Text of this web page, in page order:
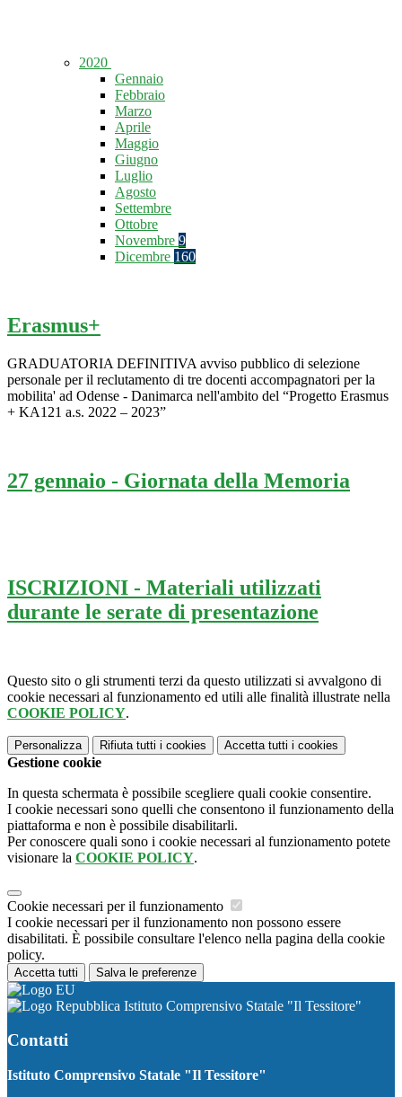
2020
Gennaio
Febbraio
Marzo
Aprile
Maggio
Giugno
Luglio
Agosto
Settembre
Ottobre
Novembre 9
Dicembre 160
Erasmus+
GRADUATORIA DEFINITIVA avviso pubblico di selezione
personale per il reclutamento di tre docenti accompagnatori per la
mobilita' ad Odense - Danimarca nell'ambito del “Progetto Erasmus
+ KA121 a.s. 2022 – 2023”
27 gennaio - Giornata della Memoria
ISCRIZIONI - Materiali utilizzati
durante le serate di presentazione
Questo sito o gli strumenti terzi da questo utilizzati si avvalgono di
cookie necessari al funzionamento ed utili alle finalità illustrate nella
COOKIE POLICY.
Personalizza Rifiuta tutti i cookies Accetta tutti i cookies
Gestione cookie
In questa schermata è possibile scegliere quali cookie consentire.
I cookie necessari sono quelli che consentono il funzionamento della
piattaforma e non è possibile disabilitarli.
Per conoscere quali sono i cookie necessari al funzionamento potete
visionare la COOKIE POLICY.
Cookie necessari per il funzionamento
I cookie necessari per il funzionamento non possono essere
disabilitati. È possibile consultare l'elenco nella pagina della cookie
policy.
Accetta tutti Salva le preferenze
Istituto Comprensivo Statale "Il Tessitore"
Contatti
Istituto Comprensivo Statale "Il Tessitore"